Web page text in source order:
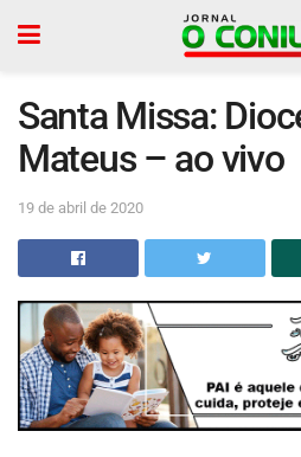
Santa Missa:
Mateus – ao vivo
19 de abril de 2020